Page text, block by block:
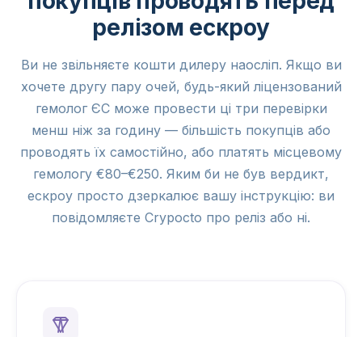
релізом ескроу
Ви не звільняєте кошти дилеру наосліп. Якщо ви
хочете другу пару очей, будь-який ліцензований
гемолог ЄС може провести ці три перевірки
менш ніж за годину — більшість покупців або
проводять їх самостійно, або платять місцевому
гемологу €80–€250. Яким би не був вердикт,
ескроу просто дзеркалює вашу інструкцію: ви
повідомляєте Crypocto про реліз або ні.